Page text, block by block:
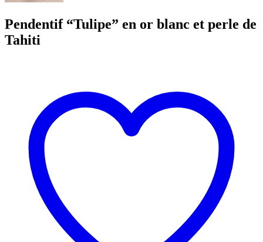
Pendentif “Tulipe” en or blanc et perle de
Tahiti